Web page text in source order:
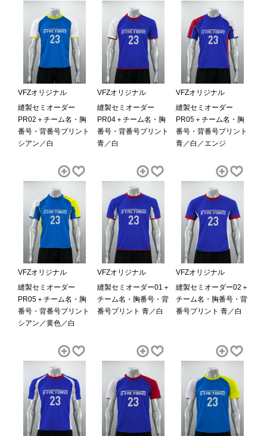
VFZオリジナル
縫製セミオーダー
PR02＋チーム名・胸
番号・背番号プリント
シアン／白
VFZオリジナル
縫製セミオーダー
PR04＋チーム名・胸
番号・背番号プリント
青／白
VFZオリジナル
縫製セミオーダー
PR05＋チーム名・胸
番号・背番号プリント
青／白／エンジ
VFZオリジナル
縫製セミオーダー
PR05＋チーム名・胸
番号・背番号プリント
シアン／黄色／白
VFZオリジナル
縫製セミオーダー01＋
チーム名・胸番号・背
番号プリント 青／白
VFZオリジナル
縫製セミオーダー02＋
チーム名・胸番号・背
番号プリント 青／白